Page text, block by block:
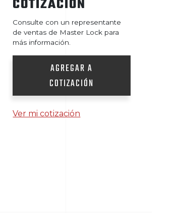
COTIZACIÓN
Consulte con un representante
de ventas de Master Lock para
más información.
AGREGAR A
COTIZACIÓN
Ver mi cotización